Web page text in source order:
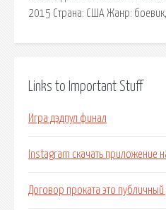
2015 Страна: США Жанр:
Links to Important Stuff
Игра дэдпул финал
Instagram скачать приложение
Договор проката это